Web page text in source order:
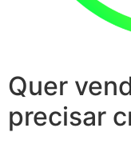
Quer
precisar